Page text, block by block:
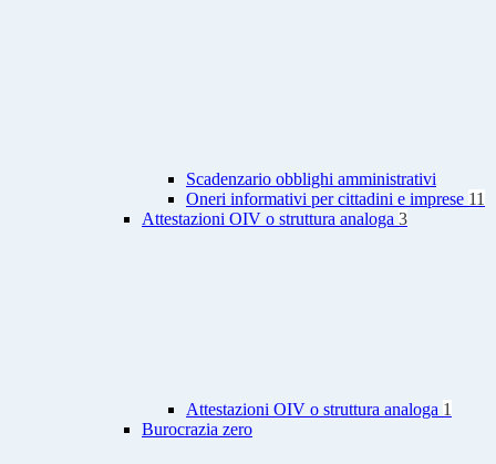
Scadenzario obblighi amministrativi
Oneri informativi per cittadini e imprese 11
Attestazioni OIV o struttura analoga 3
Attestazioni OIV o struttura analoga 1
Burocrazia zero